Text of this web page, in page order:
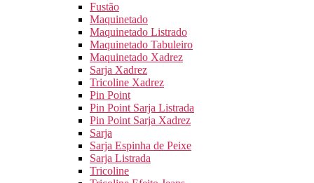
Fustão
Maquinetado
Maquinetado Listrado
Maquinetado Tabuleiro
Maquinetado Xadrez
Sarja Xadrez
Tricoline Xadrez
Pin Point
Pin Point Sarja Listrada
Pin Point Sarja Xadrez
Sarja
Sarja Espinha de Peixe
Sarja Listrada
Tricoline